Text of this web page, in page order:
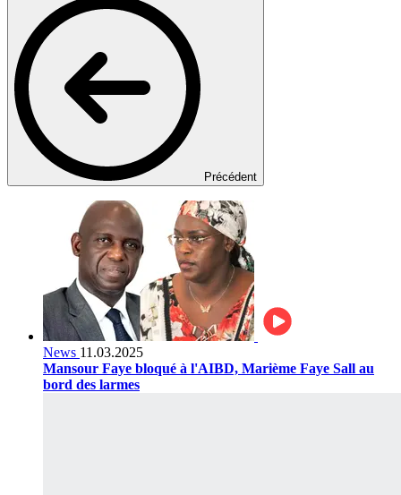
Précédent
News 11.03.2025
Mansour Faye bloqué à l'AIBD, Marième Faye Sall au
bord des larmes